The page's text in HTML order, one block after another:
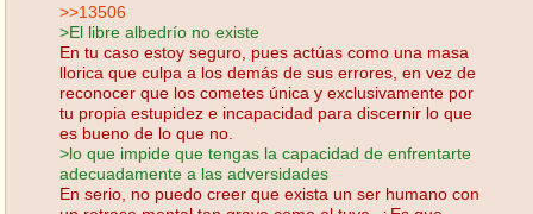
>>13506
>El libre albedrío no existe
En tu caso estoy seguro, pues actúas como una masa
llorica que culpa a los demás de sus errores, en vez de
reconocer que los cometes única y exclusivamente por
tu propia estupidez e incapacidad para discernir lo que
es bueno de lo que no.
>lo que impide que tengas la capacidad de enfrentarte
adecuadamente a las adversidades
En serio, no puedo creer que exista un ser humano con